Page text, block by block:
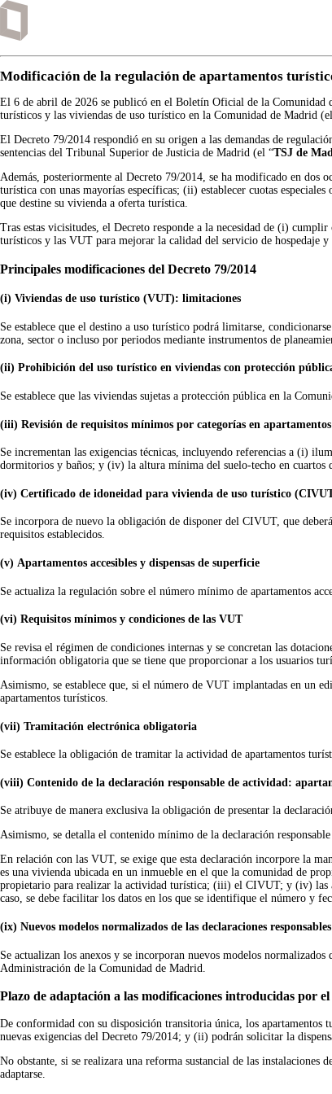
Modificación de la regulación de apartamentos
El 6 de abril de 2026 se publicó en el Boletín Oficial de la Comunidad
turísticos y las viviendas de uso turístico en la Comunidad de Madrid
El Decreto 79/2014 respondió en su origen a las demandas de
sentencias del Tribunal Superior de Justicia de Madrid (el “TSJ de
Además, posteriormente al Decreto 79/2014, se ha modificado en dos
turística con unas mayorías específicas; (ii) establecer cuotas
que destine su vivienda a oferta turística.
Tras estas vicisitudes, el Decreto responde a la necesidad de (i)
turísticos y las VUT para mejorar la calidad del servicio de hospedaje
Principales modificaciones del Decreto 79/2014
(i) Viviendas de uso turístico (VUT): limitaciones
Se establece que el destino a uso turístico podrá limitarse,
zona, sector o incluso por periodos mediante instrumentos de
(ii) Prohibición del uso turístico en viviendas con protección
Se establece que las viviendas sujetas a protección pública en la
(iii) Revisión de requisitos mínimos por categorías en
Se incrementan las exigencias técnicas, incluyendo referencias a (i)
dormitorios y baños; y (iv) la altura mínima del suelo-techo en cuartos
(iv) Certificado de idoneidad para vivienda de uso turístico
Se incorpora de nuevo la obligación de disponer del CIVUT, que
requisitos establecidos.
(v) Apartamentos accesibles y dispensas de superficie
Se actualiza la regulación sobre el número mínimo de apartamentos
(vi) Requisitos mínimos y condiciones de las VUT
Se revisa el régimen de condiciones internas y se concretan las
información obligatoria que se tiene que proporcionar a los usuarios
Asimismo, se establece que, si el número de VUT implantadas en un
apartamentos turísticos.
(vii) Tramitación electrónica obligatoria
Se establece la obligación de tramitar la actividad de apartamentos
(viii) Contenido de la declaración responsable de actividad:
Se atribuye de manera exclusiva la obligación de presentar la
Asimismo, se detalla el contenido mínimo de la declaración
En relación con las VUT, se exige que esta declaración incorpore la
es una vivienda ubicada en un inmueble en el que la comunidad de
propietario para realizar la actividad turística; (iii) el CIVUT; y (iv) las
caso, se debe facilitar los datos en los que se identifique el número y
(ix) Nuevos modelos normalizados de las declaraciones
Se actualizan los anexos y se incorporan nuevos modelos
Administración de la Comunidad de Madrid.
Plazo de adaptación a las modificaciones introducidas por
De conformidad con su disposición transitoria única, los apartamentos
nuevas exigencias del Decreto 79/2014; y (ii) podrán solicitar la
No obstante, si se realizara una reforma sustancial de las
adaptarse.